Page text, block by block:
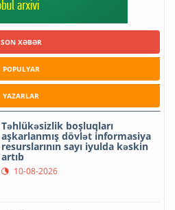
SON XƏBƏR
POPULYAR
YAZARLAR
Təhlükəsizlik boşluqları
aşkarlanmış dövlət informasiya
resurslarının sayı iyulda kəskin
artıb
10-08-2026